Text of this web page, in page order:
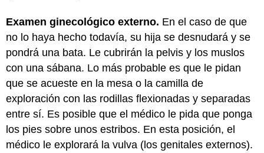
Examen ginecológico externo. En el caso de que
no lo haya hecho todavía, su hija se desnudará y se
pondrá una bata. Le cubrirán la pelvis y los muslos
con una sábana. Lo más probable es que le pidan
que se acueste en la mesa o la camilla de
exploración con las rodillas flexionadas y separadas
entre sí. Es posible que el médico le pida que ponga
los pies sobre unos estribos. En esta posición, el
médico le explorará la vulva (los genitales externos).